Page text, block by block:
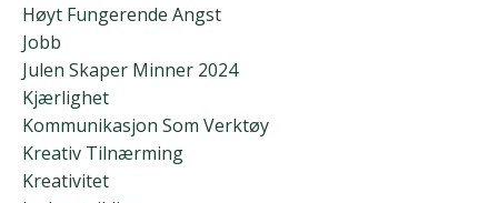
Høyt Fungerende Angst
Jobb
Julen Skaper Minner 2024
Kjærlighet
Kommunikasjon Som Verktøy
Kreativ Tilnærming
Kreativitet